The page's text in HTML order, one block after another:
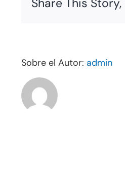
Sobre el Autor: admin